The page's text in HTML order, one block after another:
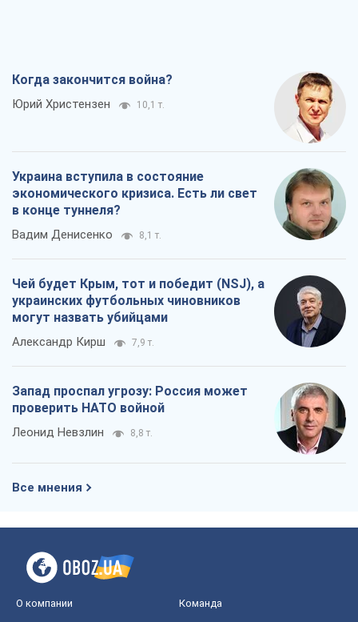
Когда закончится война?
Юрий Христензен 10,1 т.
Украина вступила в состояние
экономического кризиса. Есть ли свет
в конце туннеля?
Вадим Денисенко 8,1 т.
Чей будет Крым, тот и победит (NSJ), а
украинских футбольных чиновников
могут назвать убийцами
Александр Кирш 7,9 т.
Запад проспал угрозу: Россия может
проверить НАТО войной
Леонид Невзлин 8,8 т.
Все мнения
О компании Команда